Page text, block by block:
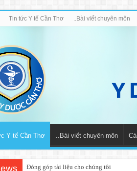
Tin tức Y tế Cần Thơ ..Bài viết chuyên môn
Y tế Cần Thơ ..Bài viết chuyên môn
Đóng góp tài liệu cho chúng tôi